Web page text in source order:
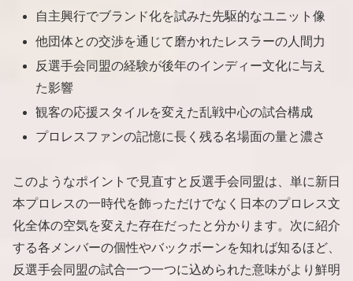
自主興行でブランド化を試みた先駆的なユニット像
他団体との交渉を通じて磨かれたレスラーの人間力
反選手会同盟の経験が後年のインディー文化に与え
た影響
観客の応援スタイルを変えた乱戦中心の試合構成
プロレスファンの記憶に長く残る名場面の量と濃さ
このようなポイントで見直すと反選手会同盟は、単に新日
本プロレスの一時代を飾っただけでなく日本のプロレス文
化全体の空気を変えた存在だったと分かります。次に紹介
する各メンバーの個性やバックボーンを知れば知るほど、
反選手会同盟の試合一つ一つに込められた意味がより鮮明